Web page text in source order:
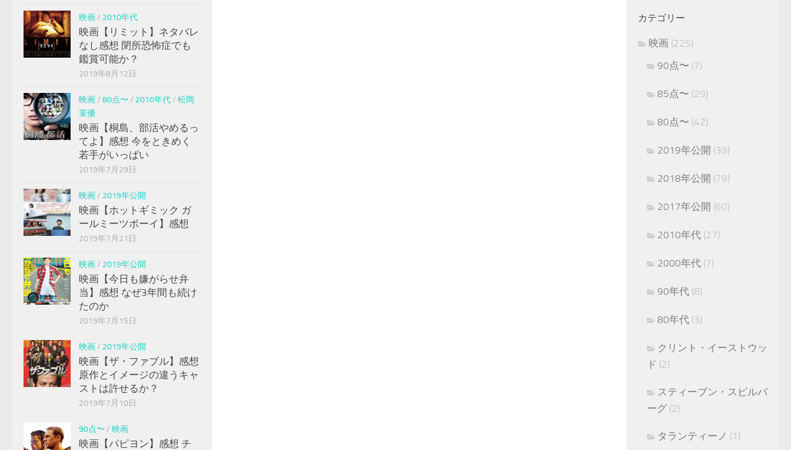
映画/ 2010年代
映画【リミット】ネタバレ
なし感想 閉所恐怖症でも
鑑賞可能か？
2019年8月12日
映画/ 80点〜 / 2010年代/ 松岡
茉優
映画【桐島、部活やめるっ
てよ】感想 今をときめく
若手がいっぱい
2019年7月29日
映画/ 2019年公開
映画【ホットギミック ガ
ールミーツボーイ】感想
2019年7月21日
映画/ 2019年公開
映画【今日も嫌がらせ弁
当】感想 なぜ3年間も続け
たのか
2019年7月15日
映画/ 2019年公開
映画【ザ・ファブル】感想
原作とイメージの違うキャ
ストは許せるか？
2019年7月10日
90点〜 / 映画
映画【パピヨン】感想 チ
カテゴリー
映画 (225)
90点〜 (7)
85点〜 (29)
80点〜 (42)
2019年公開 (39)
2018年公開 (79)
2017年公開 (60)
2010年代 (27)
2000年代 (7)
90年代 (8)
80年代 (3)
クリント・イーストウッ
ド (2)
スティーブン・スピルバ
ーグ (2)
タランティーノ (1)